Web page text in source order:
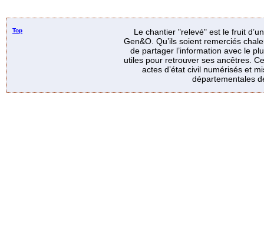
Top
Le chantier "relevé" est le fruit
Gen&O. Qu’ils soient remerciés
de partager l’information avec le
utiles pour retrouver ses ancêtres.
actes d’état civil numérisés et
départementales